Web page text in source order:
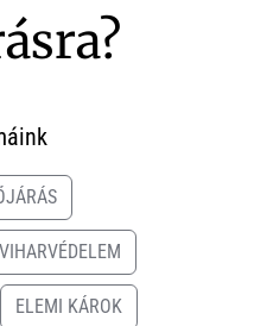
VIHARVÉDELEM
ELEMI KÁROK